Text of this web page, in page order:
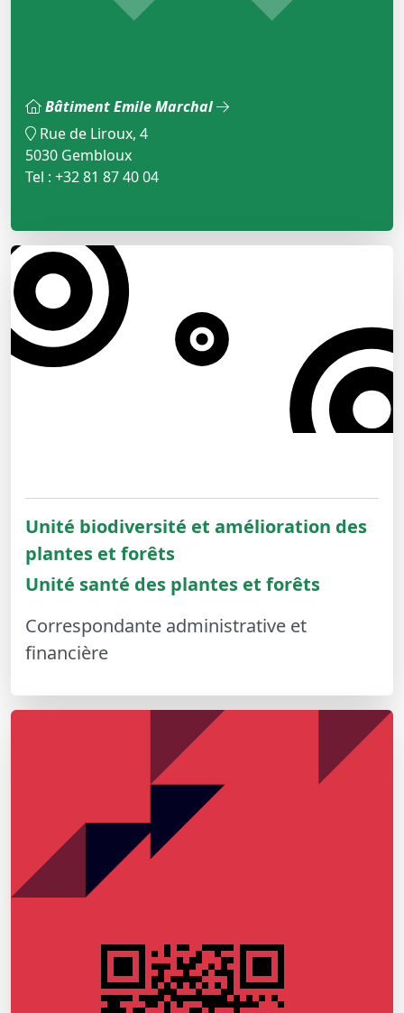
Bâtiment Emile Marchal
Rue de Liroux, 4
5030 Gembloux
Tel : +32 81 87 40 04
Unité biodiversité et amélioration des
plantes et forêts
Unité santé des plantes et forêts
Correspondante administrative et
financière